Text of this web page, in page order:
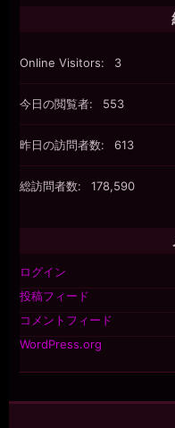
Online Visitors: 3
今日の閲覧者: 553
昨日の訪問者数: 613
総訪問者数: 178,590
ログイン
投稿フィード
コメントフィード
WordPress.org